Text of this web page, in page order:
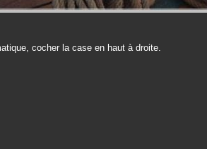
cocher la case en haut à droite.